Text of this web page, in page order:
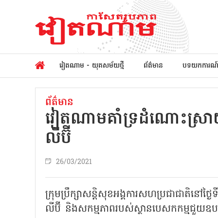
វៀតណាម - យុគសម័យថ្មី ព័ត៌មាន បទយកការ
ព័ត៌មាន
វៀតណាមគាំទ្រដំណោះស្រ
លីប៊ី
26/03/2021
ក្រុមប្រឹក្សាសន្តិសុខអង្គការសហប្រជាជាតិនៅថ្ង
លីប៊ី និងសកម្មភាពរបស់ស្ថានបេសកកម្មជួយឧប